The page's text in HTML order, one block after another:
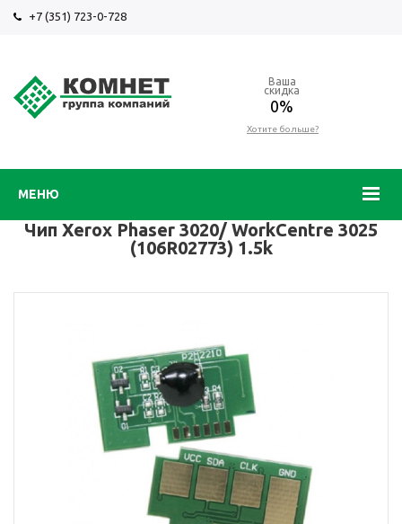
+7 (351) 723-0-728
МЕНЮ
Ваша
скидка
0%
Хотите больше?
Чип Xerox Phaser 3020/ WorkCentre 3025
(106R02773) 1.5k